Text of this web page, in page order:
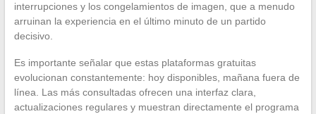
interrupciones y los congelamientos de imagen, que a menudo
arruinan la experiencia en el último minuto de un partido
decisivo.
Es importante señalar que estas plataformas gratuitas
evolucionan constantemente: hoy disponibles, mañana fuera de
línea. Las más consultadas ofrecen una interfaz clara,
actualizaciones regulares y muestran directamente el programa